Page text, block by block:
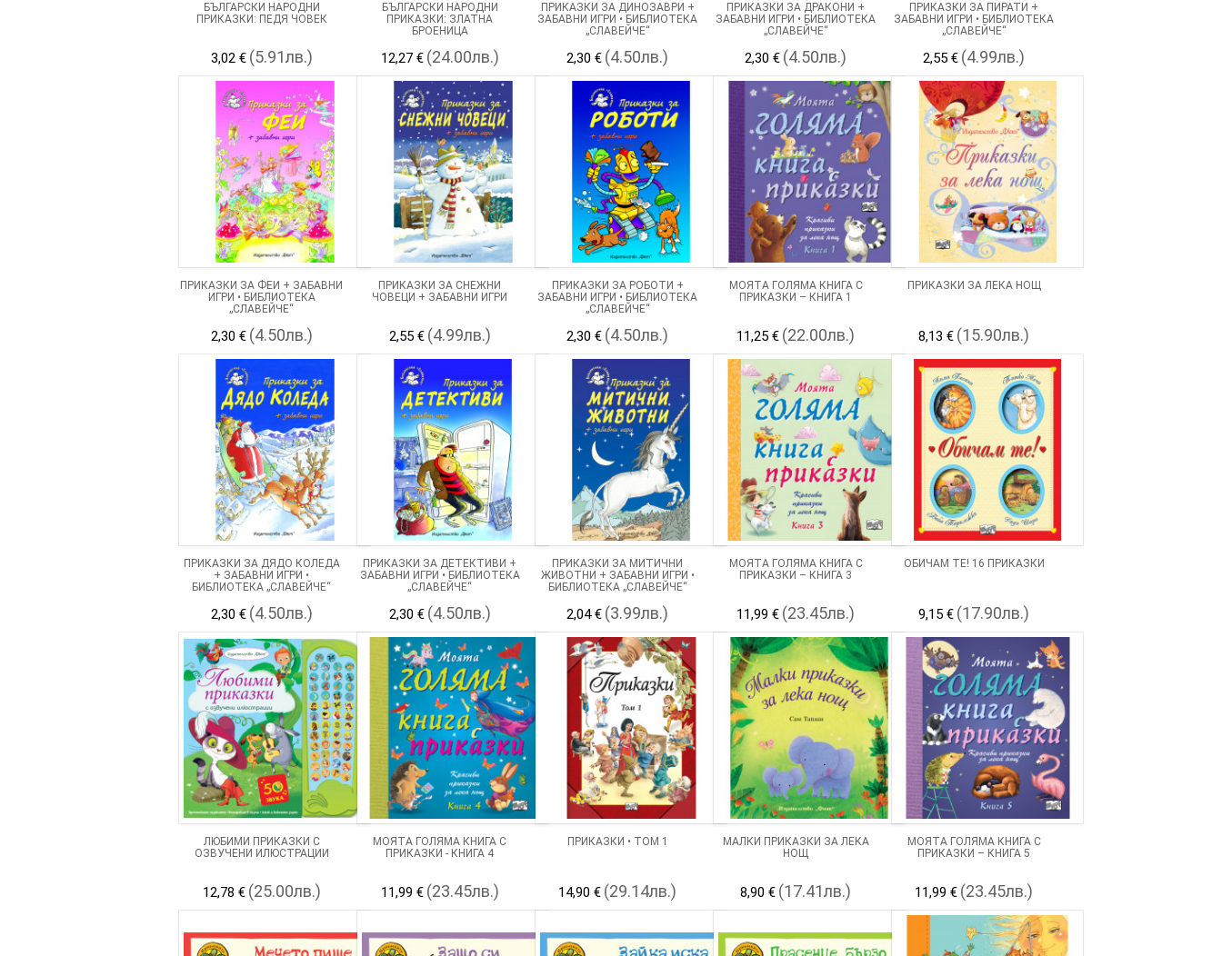
БЪЛГАРСКИ НАРОДНИ
ПРИКАЗКИ: ПЕДЯ ЧОВЕК
3,02 € (5.91лв.)
БЪЛГАРСКИ НАРОДНИ
ПРИКАЗКИ: ЗЛАТНА
БРОЕНИЦА
12,27 € (24.00лв.)
ПРИКАЗКИ ЗА ДИНОЗАВРИ +
ЗАБАВНИ ИГРИ • БИБЛИОТЕКА
„СЛАВЕЙЧЕ“
2,30 € (4.50лв.)
ПРИКАЗКИ ЗА ДРАКОНИ +
ЗАБАВНИ ИГРИ • БИБЛИОТЕКА
„СЛАВЕЙЧЕ“
2,30 € (4.50лв.)
ПРИКАЗКИ ЗА ПИРАТИ +
ЗАБАВНИ ИГРИ • БИБЛИОТЕКА
„СЛАВЕЙЧЕ“
2,55 € (4.99лв.)
ПРИКАЗКИ ЗА ФЕИ + ЗАБАВНИ
ИГРИ • БИБЛИОТЕКА
„СЛАВЕЙЧЕ“
2,30 € (4.50лв.)
ПРИКАЗКИ ЗА СНЕЖНИ
ЧОВЕЦИ + ЗАБАВНИ ИГРИ
2,55 € (4.99лв.)
ПРИКАЗКИ ЗА РОБОТИ +
ЗАБАВНИ ИГРИ • БИБЛИОТЕКА
„СЛАВЕЙЧЕ“
2,30 € (4.50лв.)
МОЯТА ГОЛЯМА КНИГА С
ПРИКАЗКИ – КНИГА 1
11,25 € (22.00лв.)
ПРИКАЗКИ ЗА ЛЕКА НОЩ
8,13 € (15.90лв.)
ПРИКАЗКИ ЗА ДЯДО КОЛЕДА
+ ЗАБАВНИ ИГРИ •
БИБЛИОТЕКА „СЛАВЕЙЧЕ“
2,30 € (4.50лв.)
ПРИКАЗКИ ЗА ДЕТЕКТИВИ +
ЗАБАВНИ ИГРИ • БИБЛИОТЕКА
„СЛАВЕЙЧЕ“
2,30 € (4.50лв.)
ПРИКАЗКИ ЗА МИТИЧНИ
ЖИВОТНИ + ЗАБАВНИ ИГРИ •
БИБЛИОТЕКА „СЛАВЕЙЧЕ“
2,04 € (3.99лв.)
МОЯТА ГОЛЯМА КНИГА С
ПРИКАЗКИ – КНИГА 3
11,99 € (23.45лв.)
ОБИЧАМ ТЕ! 16 ПРИКАЗКИ
9,15 € (17.90лв.)
ЛЮБИМИ ПРИКАЗКИ С
ОЗВУЧЕНИ ИЛЮСТРАЦИИ
12,78 € (25.00лв.)
МОЯТА ГОЛЯМА КНИГА С
ПРИКАЗКИ - КНИГА 4
11,99 € (23.45лв.)
ПРИКАЗКИ • ТОМ 1
14,90 € (29.14лв.)
МАЛКИ ПРИКАЗКИ ЗА ЛЕКА
НОЩ
8,90 € (17.41лв.)
МОЯТА ГОЛЯМА КНИГА С
ПРИКАЗКИ – КНИГА 5
11,99 € (23.45лв.)